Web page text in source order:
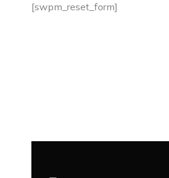
[swpm_reset_form]